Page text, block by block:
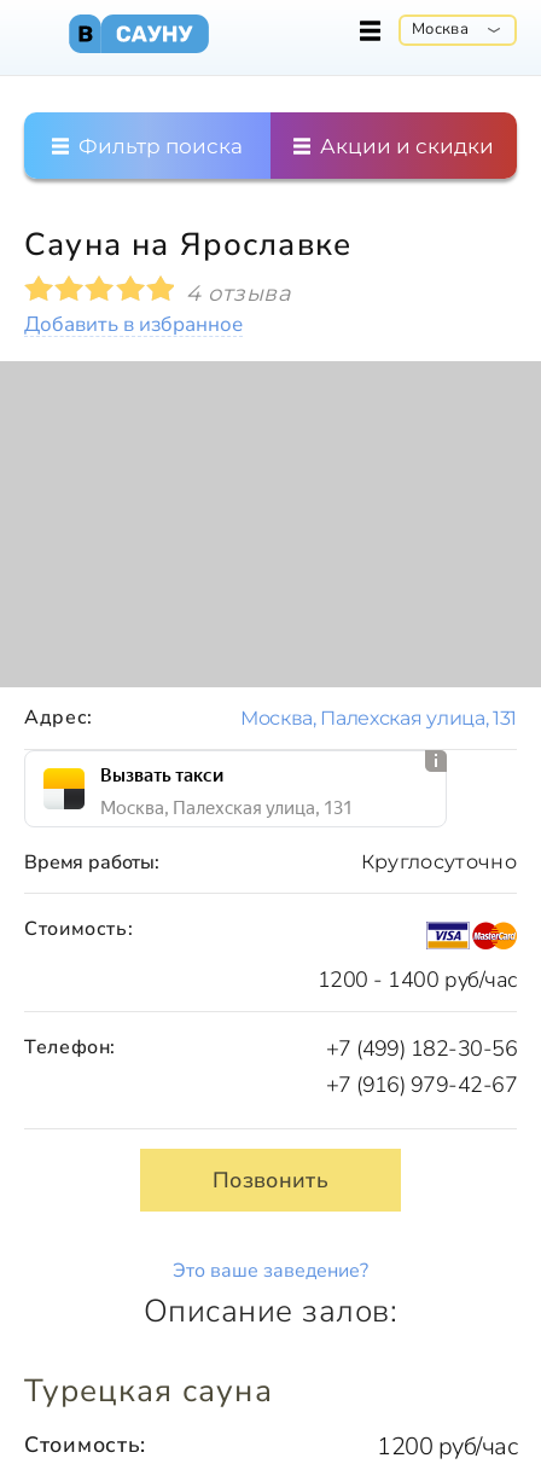
Москва
Фильтр поиска Акции и скидки
Сауна на Ярославке
4 отзыва
Добавить в избранное
Стоимость:
1200 - 1400 руб/час
Время работы: Круглосуточно
Телефон:
+7 (499) 182-30-56
+7 (916) 979-42-67
Позвонить
Это ваше заведение?
Адрес: Москва, Палехская улица, 131
Вызвать такси
Москва, Палехская улица, 131
Описание залов:
Турецкая сауна
Стоимость: 1200 руб/час